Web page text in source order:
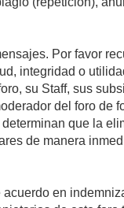
Por favor
integridad o
su Staff, sus
del foro de
que la
de manera
en